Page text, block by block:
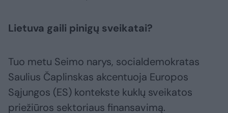
Lietuva gaili pinigų sveikatai?
Tuo metu Seimo narys, socialdemokratas
Saulius Čaplinskas akcentuoja Europos
Sąjungos (ES) kontekste kuklų sveikatos
priežiūros sektoriaus finansavimą.